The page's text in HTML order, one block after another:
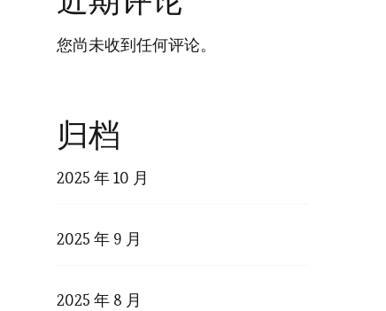
您尚未收到任何评论。
归档
2025 年 10 月
2025 年 9 月
2025 年 8 月